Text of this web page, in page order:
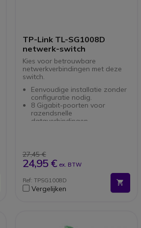
TP-Link TL-SG1008D
netwerk-switch
Kies voor betrouwbare
netwerkverbindingen met deze
switch.
Eenvoudige installatie zonder
configuratie nodig.
8 Gigabit-poorten voor
razendsnelle
dataverbindingen.
16 Gbit/s switchingcapaciteit
voor optimale prestaties.
Ophangsysteem voor aan de
muur voor ruimtebesparing en
gemak.
27,45 €
24,95 € ex. BTW
Ref: TPSG1008D
Vergelijken